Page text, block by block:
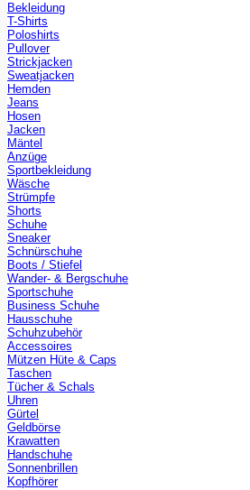
Bekleidung
T-Shirts
Poloshirts
Pullover
Strickjacken
Sweatjacken
Hemden
Jeans
Hosen
Jacken
Mäntel
Anzüge
Sportbekleidung
Wäsche
Strümpfe
Shorts
Schuhe
Sneaker
Schnürschuhe
Boots / Stiefel
Wander- & Bergschuhe
Sportschuhe
Business Schuhe
Hausschuhe
Schuhzubehör
Accessoires
Mützen Hüte & Caps
Taschen
Tücher & Schals
Uhren
Gürtel
Geldbörse
Krawatten
Handschuhe
Sonnenbrillen
Kopfhörer